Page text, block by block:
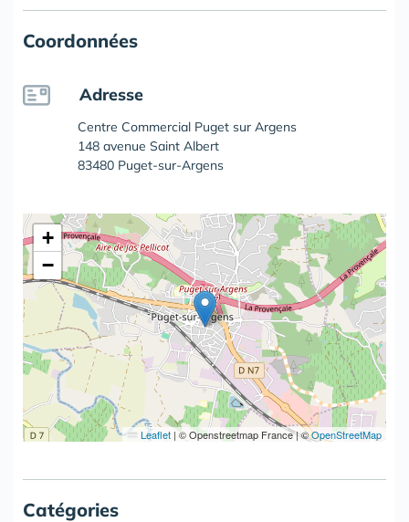
Coordonnées
Adresse
Centre Commercial Puget sur Argens
148 avenue Saint Albert
83480 Puget-sur-Argens
+
−
Leaflet |© Openstreetmap France | ©OpenStreetMap
Catégories